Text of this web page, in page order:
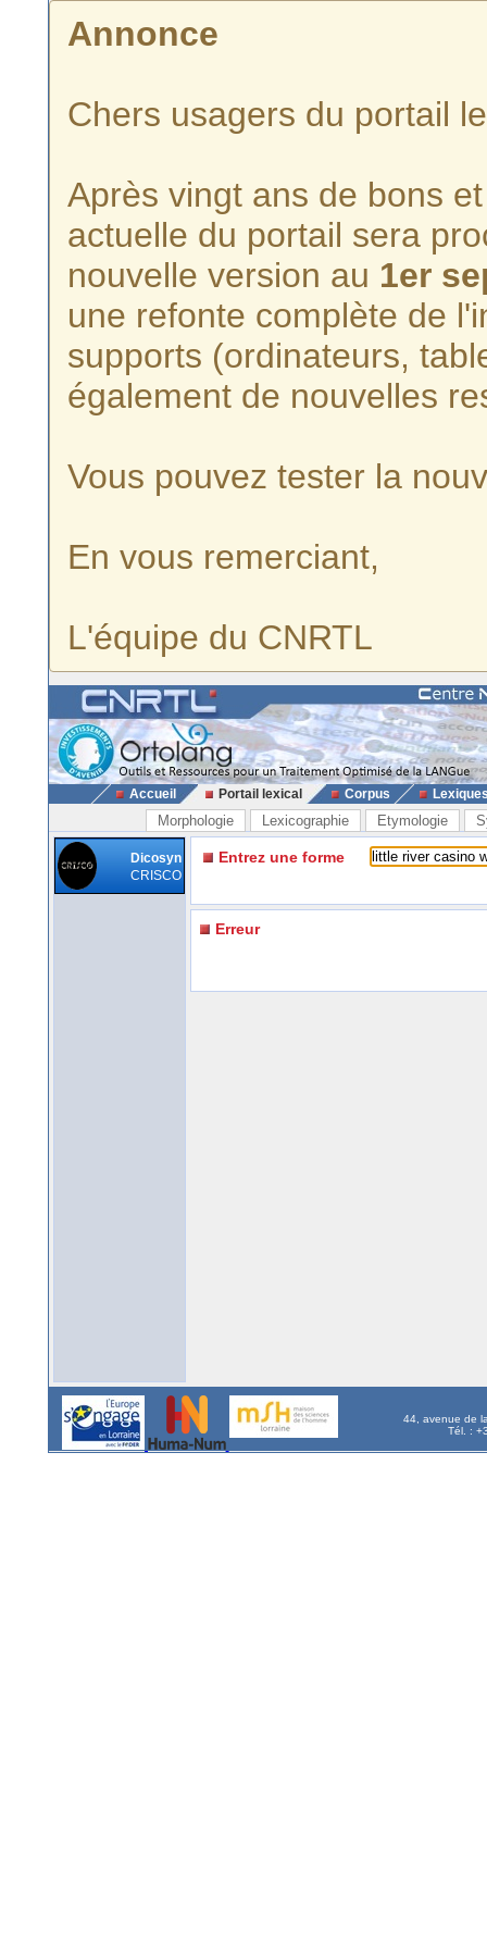
Annonce
Chers usagers du portail
Après vingt ans de bons
actuelle du portail sera
nouvelle version au 1er
une refonte complète de
supports (ordinateurs,
également de nouvelles
Vous pouvez tester la
En vous remerciant,
L'équipe du CNRTL
Accueil Portail lexical Corpus
Morphologie Lexicographie Etymologie
Dicosyn
CRISCO
Entrez une forme
Erreur
44, avenue de
Tél. :